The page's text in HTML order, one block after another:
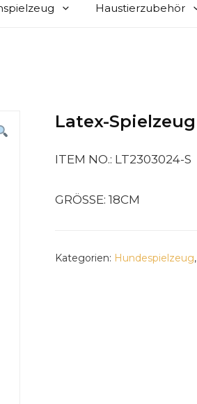
Haustierzubehör
Latex-Spielzeug
ITEM NO.: LT2303024-S
GRÖSSE: 18CM
Kategorien: Hundespielzeug,